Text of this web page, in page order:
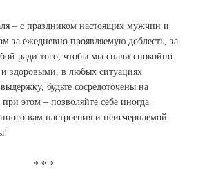
– с праздником настоящих мужчин и
за ежедневно проявляемую доблесть, за
ради того, чтобы мы спали спокойно.
и здоровыми, в любых ситуациях
будьте сосредоточены на
этом – позволяйте себе иногда
вам настроения и неисчерпаемой